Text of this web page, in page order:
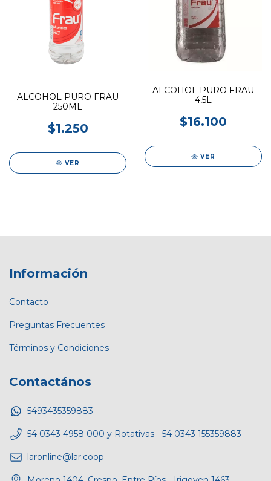
ALCOHOL PURO FRAU
250ML
$1.250
VER
ALCOHOL PURO FRAU
4,5L
$16.100
VER
Información
Contacto
Preguntas Frecuentes
Términos y Condiciones
Contactános
5493435359883
54 0343 4958 000 y Rotativas - 54 0343 155359883
laronline@lar.coop